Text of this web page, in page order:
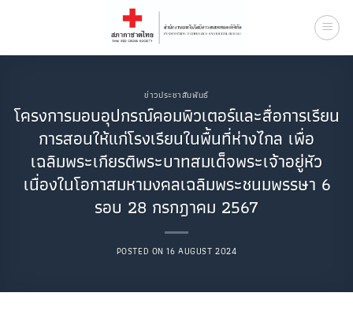
ข่าวประชาสัมพันธ์
โครงการมอบอุปกรณ์คอมพิวเตอร์และสื่อการเรียน
การสอนให้แก่โรงเรียนในพื้นที่ห่างไกล เพื่อ
เฉลิมพระเกียรติพระบาทสมเด็จพระเจ้าอยู่หัว
เนื่องในโอกาสมหามงคลเฉลิมพระชนมพรรษา 6
รอบ 28 กรกฎาคม 2567
POSTED ON16 AUGUST 2024